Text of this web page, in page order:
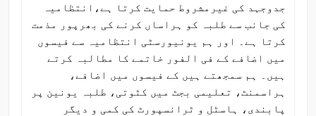
جدوجہد کی غیرمشروط حمایت کرتا ہے،انتظامیہ
کی جانب سے طلبہ کو ہراساں کرنے کی بھرپور مذمت
کرتا ہے۔ اور ہم یونیورسٹی انتظامیہ سے فیسوں
میں اضافے کے فی الفور خاتمے کا مطالبہ کرتے
ہیں۔ ہم سمجھتے ہیں کے فیسوں میں اضافے،
ہراسمنٹ، تعلیمی بجٹ میں کٹوتی، طلبہ یونین پر
پابندی، ہاسٹل و ٹرانسپورٹ کی کمی و دیگر